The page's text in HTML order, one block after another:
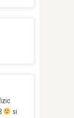
si